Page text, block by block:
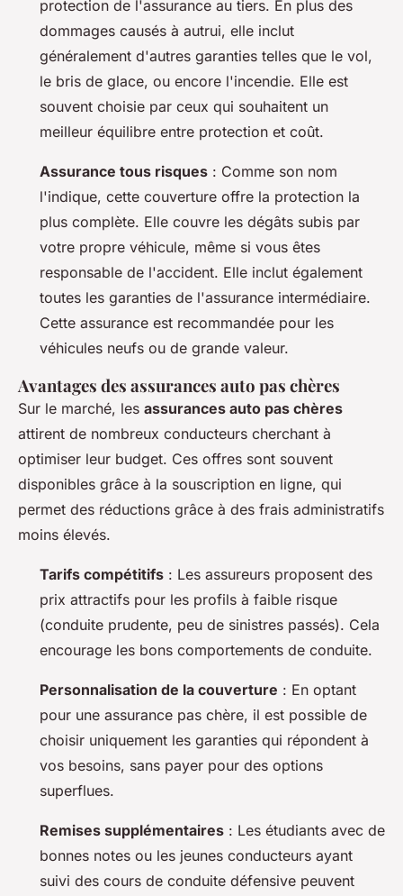
protection de l'assurance au tiers. En plus des
dommages causés à autrui, elle inclut
généralement d'autres garanties telles que le vol,
le bris de glace, ou encore l'incendie. Elle est
souvent choisie par ceux qui souhaitent un
meilleur équilibre entre protection et coût.
Assurance tous risques : Comme son nom
l'indique, cette couverture offre la protection la
plus complète. Elle couvre les dégâts subis par
votre propre véhicule, même si vous êtes
responsable de l'accident. Elle inclut également
toutes les garanties de l'assurance intermédiaire.
Cette assurance est recommandée pour les
véhicules neufs ou de grande valeur.
Avantages des assurances auto pas chères
Sur le marché, les assurances auto pas chères
attirent de nombreux conducteurs cherchant à
optimiser leur budget. Ces offres sont souvent
disponibles grâce à la souscription en ligne, qui
permet des réductions grâce à des frais administratifs
moins élevés.
Tarifs compétitifs : Les assureurs proposent des
prix attractifs pour les profils à faible risque
(conduite prudente, peu de sinistres passés). Cela
encourage les bons comportements de conduite.
Personnalisation de la couverture : En optant
pour une assurance pas chère, il est possible de
choisir uniquement les garanties qui répondent à
vos besoins, sans payer pour des options
superflues.
Remises supplémentaires : Les étudiants avec de
bonnes notes ou les jeunes conducteurs ayant
suivi des cours de conduite défensive peuvent